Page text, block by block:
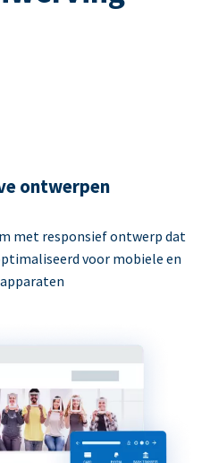
ontwerpen
met responsief ontwerp dat
voor mobiele en